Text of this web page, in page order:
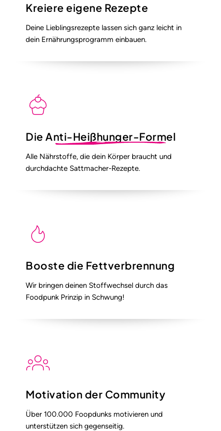
Kreiere eigene Rezepte
Deine Lieblingsrezepte lassen sich ganz leicht in
dein Ernährungsprogramm einbauen.
Die Anti-Heißhunger-Formel
Alle Nährstoffe, die dein Körper braucht und
durchdachte Sattmacher-Rezepte.
Booste die Fettverbrennung
Wir bringen deinen Stoffwechsel durch das
Foodpunk Prinzip in Schwung!
Motivation der Community
Über 100.000 Foopdunks motivieren und
unterstützen sich gegenseitig.